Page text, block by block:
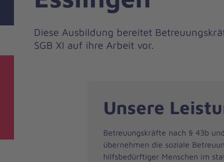
Diese Ausbildung bereitet
SGB XI auf ihre Arbeit vor.
Unsere
Betreuungskräfte nach § 43b
übernehmen die soziale
hilfsbedürftiger Menschen im